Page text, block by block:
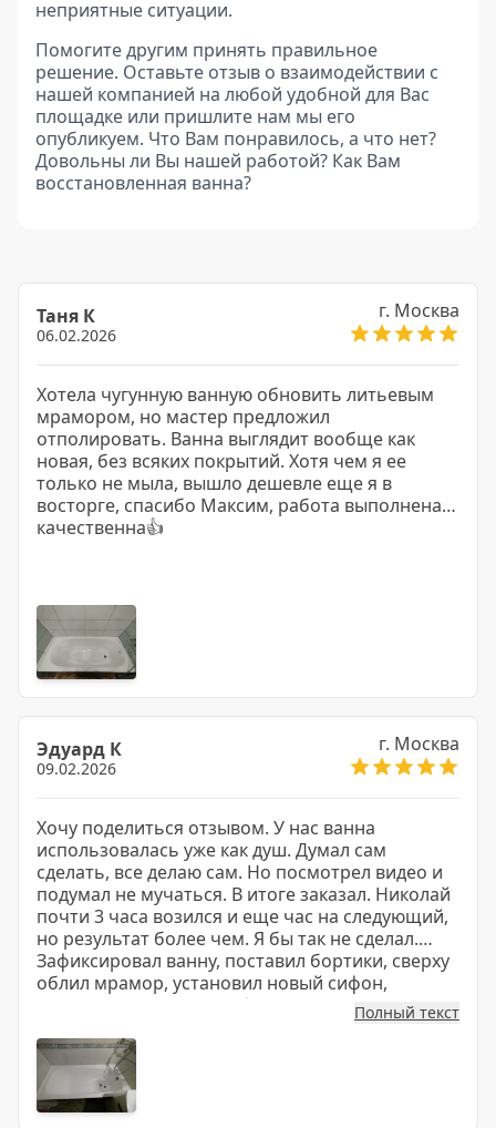
неприятные ситуации.
Помогите другим принять правильное
решение. Оставьте отзыв о взаимодействии с
нашей компанией на любой удобной для Вас
площадке или пришлите нам мы его
опубликуем. Что Вам понравилось, а что нет?
Довольны ли Вы нашей работой? Как Вам
восстановленная ванна?
Таня К
06.02.2026
г. Москва
Хотела чугунную ванную обновить литьевым
мрамором, но мастер предложил
отполировать. Ванна выглядит вообще как
новая, без всяких покрытий. Хотя чем я ее
только не мыла, вышло дешевле еще я в
восторге, спасибо Максим, работа выполнена
качественна👍
Эдуард К
09.02.2026
г. Москва
Хочу поделиться отзывом. У нас ванна
использовалась уже как душ. Думал сам
сделать, все делаю сам. Но посмотрел видео и
подумал не мучаться. В итоге заказал. Николай
почти 3 часа возился и еще час на следующий,
но результат более чем. Я бы так не сделал.
Зафиксировал ванну, поставил бортики, сверху
облил мрамор, установил новый сифон,
небольшие деньги. Жена рада, даже фото
подругам отправила. Спасибо за отличную
работу. Фото прилагаю
Полный текст